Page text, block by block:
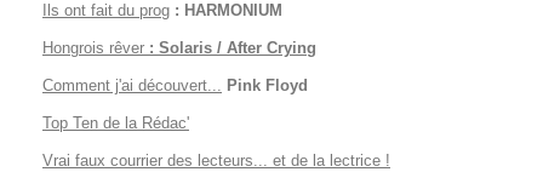
Ils ont fait du prog : HARMONIUM
Hongrois rêver : Solaris / After Crying
Comment j'ai découvert... Pink Floyd
Top Ten de la Rédac'
Vrai faux courrier des lecteurs... et de la lectrice !